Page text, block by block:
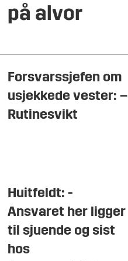
på alvor
Forsvarssjefen om
usjekkede vester: –
Rutinesvikt
Huitfeldt: -
Ansvaret her ligger
til sjuende og sist
hos